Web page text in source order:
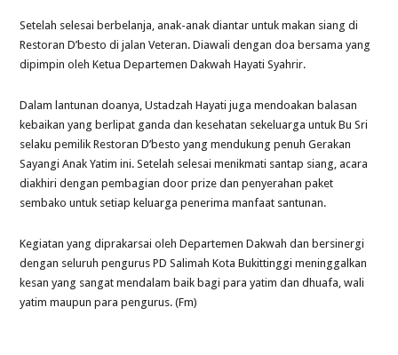
Setelah selesai berbelanja, anak-anak diantar untuk makan siang di
Restoran D’besto di jalan Veteran. Diawali dengan doa bersama yang
dipimpin oleh Ketua Departemen Dakwah Hayati Syahrir.
Dalam lantunan doanya, Ustadzah Hayati juga mendoakan balasan
kebaikan yang berlipat ganda dan kesehatan sekeluarga untuk Bu Sri
selaku pemilik Restoran D’besto yang mendukung penuh Gerakan
Sayangi Anak Yatim ini. Setelah selesai menikmati santap siang, acara
diakhiri dengan pembagian door prize dan penyerahan paket
sembako untuk setiap keluarga penerima manfaat santunan.
Kegiatan yang diprakarsai oleh Departemen Dakwah dan bersinergi
dengan seluruh pengurus PD Salimah Kota Bukittinggi meninggalkan
kesan yang sangat mendalam baik bagi para yatim dan dhuafa, wali
yatim maupun para pengurus. (Fm)